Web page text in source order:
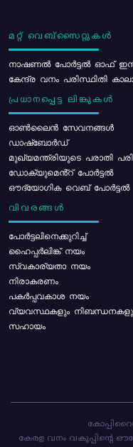
മറ്റ് വെബ്സൈറ്റുകൾ
നാഷണൽ പോർട്ടൽ ഓഫ്
കേന്ദ്ര വനം പരിസ്ഥിതി
പ്രധാനപ്പെട്ട ലിങ്കുകൾ
ഓൺലൈൻ സേവനങ്ങൾ
ഡാഷ്ബോർഡ്
മുഖ്യമന്ത്രിയുടെ പരാതി
ഡോക്യുമെൻ്റ് പോർട്ടൽ
ഔദ്യോഗിക വെബ് പോർട്ടൽ
വിവരങ്ങൾ
പോര്‍ട്ടലിനെക്കുറിച്ച്
ഹൈപ്പർലിങ്ക് നയം
സ്വകാര്യതാ നയം
നിരാകരണം
പകർപ്പവകാശ നയം
വ്യവസ്ഥകളും
സഹായം
കേരള വനം വകുപ്പിന്റെ